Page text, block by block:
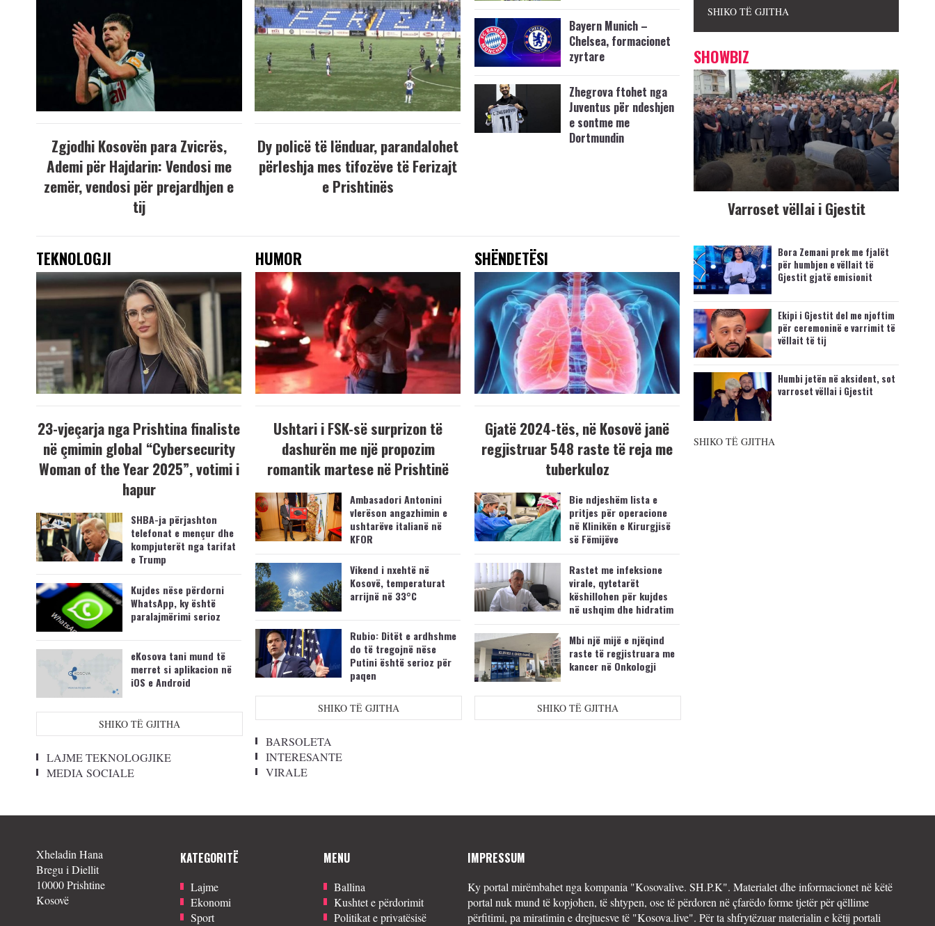
Zgjodhi Kosovën para Zvicrës,
Ademi për Hajdarin: Vendosi me
zemër, vendosi për prejardhjen e
tij
Dy policë të lënduar, parandalohet
përleshja mes tifozëve të Ferizajt
e Prishtinës
Bayern Munich –
Chelsea, formacionet
zyrtare
Zhegrova ftohet nga
Juventus për ndeshjen
e sontme me
Dortmundin
TEKNOLOGJI
23-vjeçarja nga Prishtina finaliste
në çmimin global “Cybersecurity
Woman of the Year 2025”, votimi i
hapur
SHBA-ja përjashton
telefonat e mençur dhe
kompjuterët nga tarifat
e Trump
Kujdes nëse përdorni
WhatsApp, ky është
paralajmërimi serioz
eKosova tani mund të
merret si aplikacion në
iOS e Android
SHIKO TË GJITHA
LAJME TEKNOLOGJIKE
MEDIA SOCIALE
HUMOR
Ushtari i FSK-së surprizon të
dashurën me një propozim
romantik martese në Prishtinë
Ambasadori Antonini
vlerëson angazhimin e
ushtarëve italianë në
KFOR
Vikend i nxehtë në
Kosovë, temperaturat
arrijnë në 33°C
Rubio: Ditët e ardhshme
do të tregojnë nëse
Putini është serioz për
paqen
SHIKO TË GJITHA
BARSOLETA
INTERESANTE
VIRALE
SHËNDETËSI
Gjatë 2024-tës, në Kosovë janë
regjistruar 548 raste të reja me
tuberkuloz
Bie ndjeshëm lista e
pritjes për operacione
në Klinikën e Kirurgjisë
së Fëmijëve
Rastet me infeksione
virale, qytetarët
këshillohen për kujdes
në ushqim dhe hidratim
Mbi një mijë e njëqind
raste të regjistruara me
kancer në Onkologji
SHIKO TË GJITHA
SHIKO TË GJITHA
SHOWBIZ
Varroset vëllai i Gjestit
Bora Zemani prek me fjalët
për humbjen e vëllait të
Gjestit gjatë emisionit
Ekipi i Gjestit del me njoftim
për ceremoninë e varrimit të
vëllait të tij
Humbi jetën në aksident, sot
varroset vëllai i Gjestit
SHIKO TË GJITHA
Xheladin Hana
Bregu i Diellit
10000 Prishtine
Kosovë
KATEGORITË
Lajme
Ekonomi
Sport
MENU
Ballina
Kushtet e përdorimit
Politikat e privatësisë
IMPRESSUM
Ky portal mirëmbahet nga kompania "Kosovalive. SH.P.K". Materialet dhe informacionet në këtë
portal nuk mund të kopjohen, të shtypen, ose të përdoren në çfarëdo forme tjetër për qëllime
përfitimi, pa miratimin e drejtuesve të "Kosova.live". Për ta shfrytëzuar materialin e këtij portali